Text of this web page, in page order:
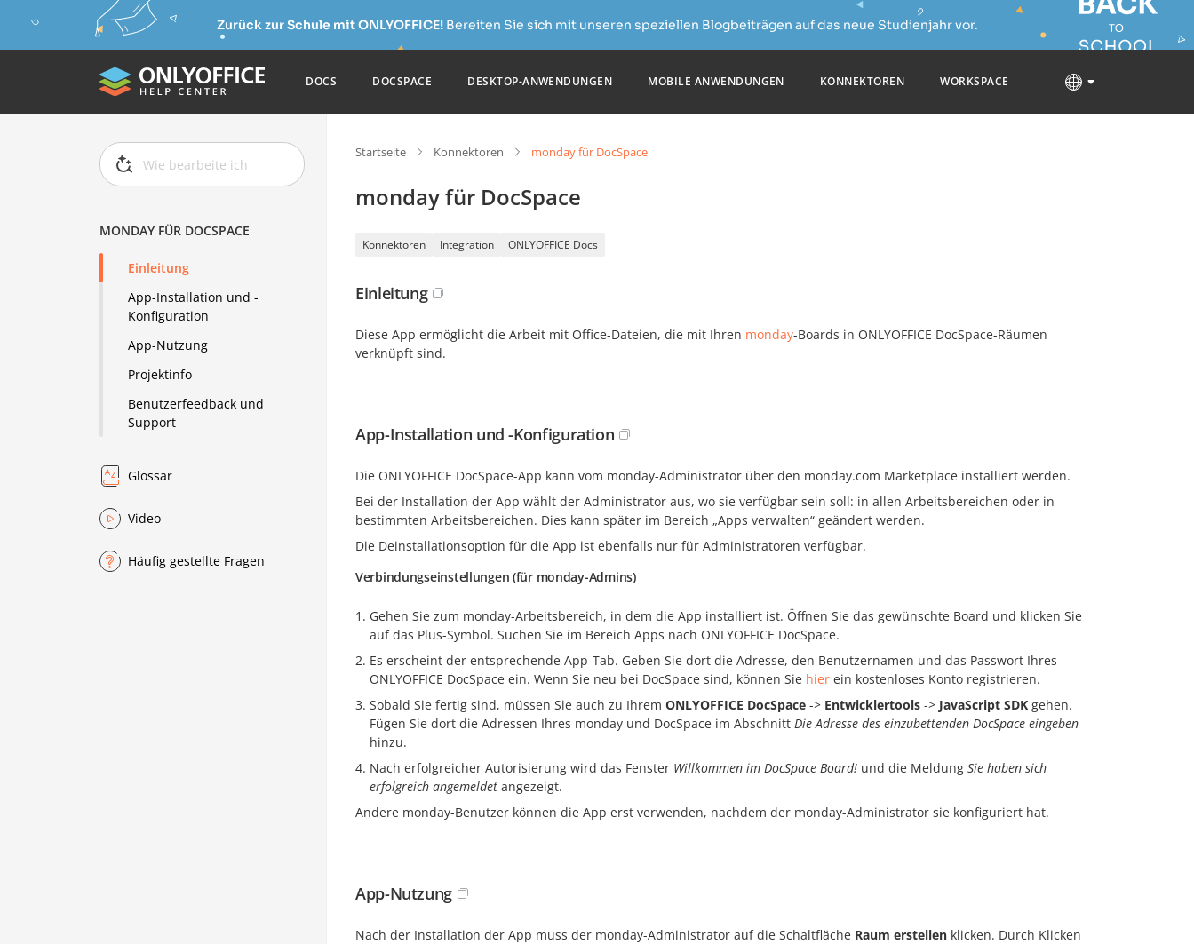
Zurück zur Schule mit ONLYOFFICE!Bereiten Sie sich mit unseren speziellen Blogbeiträgen auf das neue Studienjahr vor.
DOCS DOCSPACE DESKTOP-ANWENDUNGEN MOBILE ANWENDUNGEN KONNEKTOREN WORKSPACE
MONDAY FÜR DOCSPACE
Einleitung
App-Installation und -
Konfiguration
App-Nutzung
Projektinfo
Benutzerfeedback und
Support
Glossar
Video
Häufig gestellte Fragen
Startseite Konnektoren monday für DocSpace
monday für DocSpace
Konnektoren Integration ONLYOFFICE Docs
Einleitung
Diese App ermöglicht die Arbeit mit Office-Dateien, die mit Ihren monday-Boards in ONLYOFFICE DocSpace-Räumen
verknüpft sind.
App-Installation und -Konfiguration
Die ONLYOFFICE DocSpace-App kann vom monday-Administrator über den monday.com Marketplace installiert werden.
Bei der Installation der App wählt der Administrator aus, wo sie verfügbar sein soll: in allen Arbeitsbereichen oder in
bestimmten Arbeitsbereichen. Dies kann später im Bereich „Apps verwalten“ geändert werden.
Die Deinstallationsoption für die App ist ebenfalls nur für Administratoren verfügbar.
Verbindungseinstellungen (für monday-Admins)
Gehen Sie zum monday-Arbeitsbereich, in dem die App installiert ist. Öffnen Sie das gewünschte Board und klicken Sie
auf das Plus-Symbol. Suchen Sie im Bereich Apps nach ONLYOFFICE DocSpace.
Es erscheint der entsprechende App-Tab. Geben Sie dort die Adresse, den Benutzernamen und das Passwort Ihres
ONLYOFFICE DocSpace ein. Wenn Sie neu bei DocSpace sind, können Sie hier ein kostenloses Konto registrieren.
Sobald Sie fertig sind, müssen Sie auch zu Ihrem ONLYOFFICE DocSpace -> Entwicklertools -> JavaScript SDK gehen.
Fügen Sie dort die Adressen Ihres monday und DocSpace im Abschnitt Die Adresse des einzubettenden DocSpace eingeben
hinzu.
Nach erfolgreicher Autorisierung wird das Fenster Willkommen im DocSpace Board! und die Meldung Sie haben sich
erfolgreich angemeldet angezeigt.
Andere monday-Benutzer können die App erst verwenden, nachdem der monday-Administrator sie konfiguriert hat.
App-Nutzung
Nach der Installation der App muss der monday-Administrator auf die Schaltfläche Raum erstellen klicken. Durch Klicken